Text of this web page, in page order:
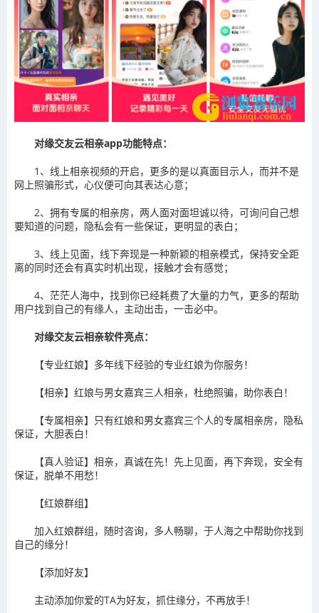
对缘交友云相亲app功能特点：
1、线上相亲视频的开启，更多的是以真面目示人，而并不是
网上照骗形式，心仪便可向其表达心意；
2、拥有专属的相亲房，两人面对面坦诚以待，可询问自己想
要知道的问题，隐私会有一些保证，更明显的表白；
3、线上见面，线下奔现是一种新颖的相亲模式，保持安全距
离的同时还会有真实时机出现，接触才会有感觉；
4、茫茫人海中，找到你已经耗费了大量的力气，更多的帮助
用户找到自己的有缘人，主动出击，一击必中。
对缘交友云相亲软件亮点：
【专业红娘】多年线下经验的专业红娘为你服务！
【相亲】红娘与男女嘉宾三人相亲，杜绝照骗，助你表白！
【专属相亲】只有红娘和男女嘉宾三个人的专属相亲房，隐私
保证，大胆表白！
【真人验证】相亲，真诚在先！先上见面，再下奔现，安全有
保证，脱单不用愁！
【红娘群组】
加入红娘群组，随时咨询，多人畅聊，于人海之中帮助你找到
自己的缘分！
【添加好友】
主动添加你爱的TA为好友，抓住缘分，不再放手！